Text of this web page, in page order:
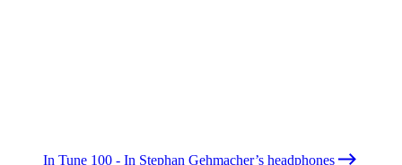
In Tune 100 - In Stephan Gehmacher’s headphones